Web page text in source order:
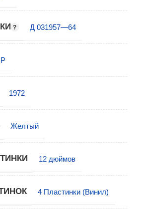
Д 031957—64
1972
Желтый
12 дюймов
4 Пластинки (Винил)